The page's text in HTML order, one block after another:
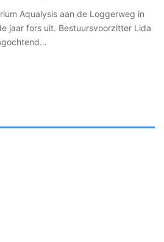
Aqualysis aan de Loggerweg in
jaar fors uit. Bestuursvoorzitter Lida